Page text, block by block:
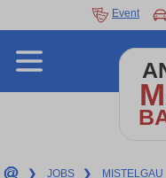
Event
❯ JOBS ❯ MISTELGAU